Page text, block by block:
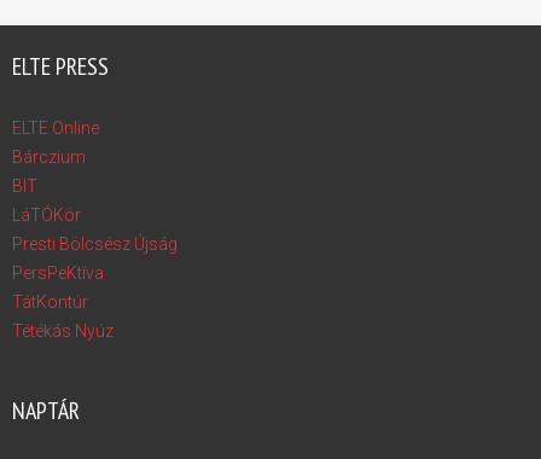
ELTE PRESS
ELTE Online
Bárczium
BIT
LáTÓKör
Presti Bölcsész Újság
PersPeKtíva
TátKontúr
Tétékás Nyúz
NAPTÁR